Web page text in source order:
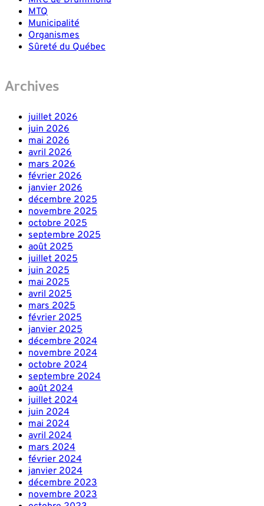
MTQ
Municipalité
Organismes
Sûreté du Québec
Archives
juillet 2026
juin 2026
mai 2026
avril 2026
mars 2026
février 2026
janvier 2026
décembre 2025
novembre 2025
octobre 2025
septembre 2025
août 2025
juillet 2025
juin 2025
mai 2025
avril 2025
mars 2025
février 2025
janvier 2025
décembre 2024
novembre 2024
octobre 2024
septembre 2024
août 2024
juillet 2024
juin 2024
mai 2024
avril 2024
mars 2024
février 2024
janvier 2024
décembre 2023
novembre 2023